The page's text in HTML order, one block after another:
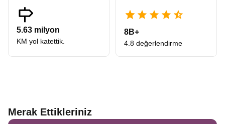
5.63 milyon
KM yol katettik.
8B+
4.8 değerlendirme
Merak Ettikleriniz